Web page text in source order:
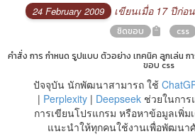
24 February 2009 เขียนเมื่อ 17 ปีก่อน
ชิดขอบ
css
คำสั่ง การ กำหนด รูปแบบ ตัวอย่าง เทคนิค ลูกเล่น ก
ขอบ css
ปัจจุบัน นักพัฒนาสามารถ ใช้
| Perplexity| Deepseekช่วยในการ
การเขียนโปรแกรม หรือหาข้อมูลเพิ่ม
แนะนำให้ทุกคนใช้งานเพื่อพัฒนา